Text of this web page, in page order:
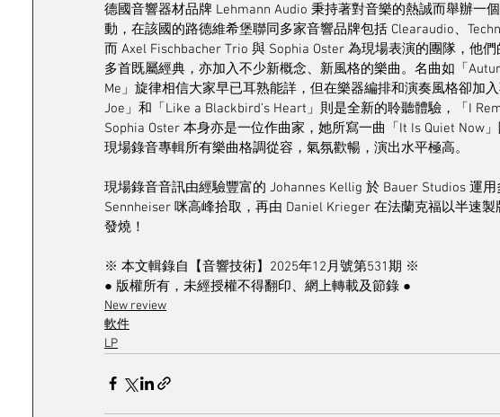
德國音響器材品牌 Lehmann Audio 秉持著對音樂的熱誠而舉辦一
動，在該國的路德維希堡聯同多家音響品牌包括 Clearaudio、
而 Axel Fischbacher Trio 與 Sophia Oster 為現場表演的團隊，他
多首既屬經典，亦加入不少新概念、新風格的樂曲。名曲如「
Me」旋律相信大家早已耳熟能詳，但在樂器編排和演奏風格卻加
Joe」和「Like a Blackbird’s Heart」則是全新的聆聽體驗，「I
Sophia Oster 本身亦是一位作曲家，她所寫一曲「It Is Quiet Now
現場錄音專輯所有樂曲格調從容，氣氛歡暢，演出水平極高。
現場錄音音訊由經驗豐富的 Johannes Kellig 於 Bauer Studios 運
Sennheiser 咪高峰拾取，再由 Daniel Krieger 在法蘭克福以半速
發燒！
※ 本文輯錄自【音響技術】2025年12月號第531期 ※
● 版權所有，未經授權不得翻印、網上轉載及節錄 ●
New review
軟件
LP